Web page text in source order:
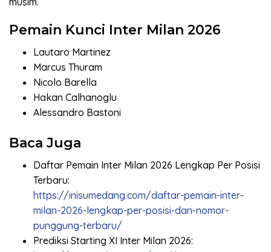
Pemain Kunci Inter Milan 2026
Lautaro Martinez
Marcus Thuram
Nicolo Barella
Hakan Calhanoglu
Alessandro Bastoni
Baca Juga
Daftar Pemain Inter Milan 2026 Lengkap Per Posisi
Terbaru:
https://inisumedang.com/daftar-pemain-inter-
milan-2026-lengkap-per-posisi-dan-nomor-
punggung-terbaru/
Prediksi Starting XI Inter Milan 2026: